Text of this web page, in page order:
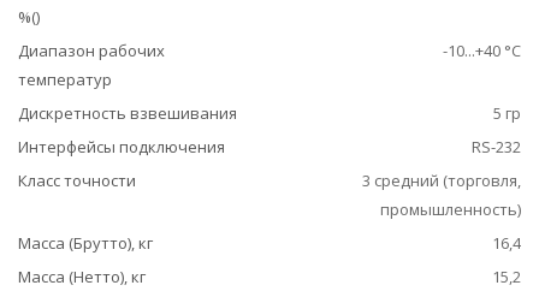
%()
Диапазон рабочих
температур
-10...+40 °С
Дискретность взвешивания
5 гр
Интерфейсы подключения
RS-232
Класс точности
3 средний (торговля,
промышленность)
Масса (Брутто), кг
16,4
Масса (Нетто), кг
15,2